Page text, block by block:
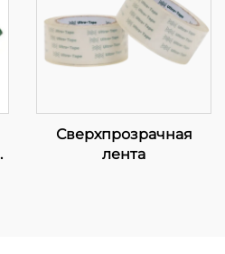
Сверхпрозрачная
лента